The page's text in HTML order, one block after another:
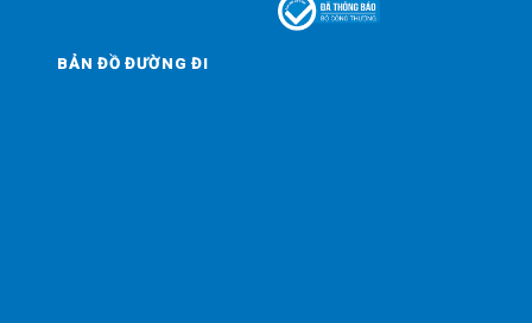
BẢN ĐỒ ĐƯỜNG ĐI